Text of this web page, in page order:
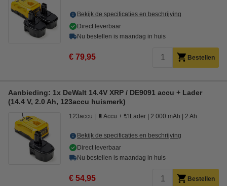
Bekijk de specificaties en beschrijving
Direct leverbaar
Nu bestellen is maandag in huis
€ 79,95 Bestellen
Aanbieding: 1x DeWalt 14.4V XRP / DE9091 accu + Lader
(14.4 V, 2.0 Ah, 123accu huismerk)
123accu 🔋Accu + 🔌Lader 2.000 mAh 2 Ah
Bekijk de specificaties en beschrijving
Direct leverbaar
Nu bestellen is maandag in huis
€ 54,95 Bestellen